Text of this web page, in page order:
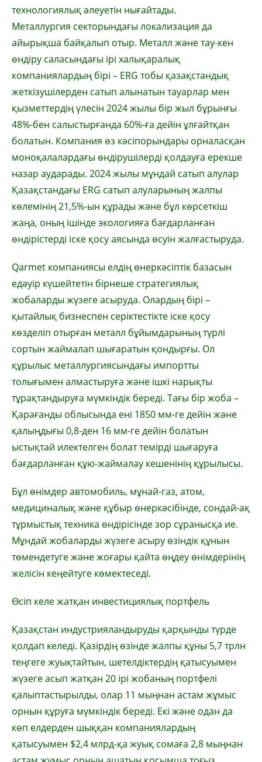
технологиялық әлеуетін нығайтады.
Металлургия секторындағы локализация да
айырықша байқалып отыр. Металл және тау-кен
өндіру саласындағы ірі халықаралық
компаниялардың бірі – ERG тобы қазақстандық
жеткізушілерден сатып алынатын тауарлар мен
қызметтердің үлесін 2024 жылы бір жыл бұрынғы
48%-бен салыстырғанда 60%-ға дейін ұлғайтқан
болатын. Компания өз кәсіпорындары орналасқан
моноқалалардағы өндірушілерді қолдауға ерекше
назар аударады. 2024 жылы мұндай сатып алулар
Қазақстандағы ERG сатып алуларының жалпы
көлемінің 21,5%-ын құрады және бұл көрсеткіш
жаңа, оның ішінде экологияға бағдарланған
өндірістерді іске қосу аясында өсуін жалғастыруда.
Qarmet компаниясы елдің өнеркәсіптік базасын
едәуір күшейтетін бірнеше стратегиялық
жобаларды жүзеге асыруда. Олардың бірі –
қытайлық бизнеспен серіктестікте іске қосу
көзделіп отырған металл бұйымдарының түрлі
сортын жаймалап шығаратын қондырғы. Ол
құрылыс металлургиясындағы импортты
толығымен алмастыруға және ішкі нарықты
тұрақтандыруға мүмкіндік береді. Тағы бір жоба –
Қарағанды облысында ені 1850 мм-ге дейін және
қалыңдығы 0,8-ден 16 мм-ге дейін болатын
ыстықтай илектелген болат темірді шығаруға
бағдарланған құю-жаймалау кешенінің құрылысы.
Бұл өнімдер автомобиль, мұнай-газ, атом,
медициналық және құбыр өнеркәсібінде, сондай-ақ
тұрмыстық техника өндірісінде зор сұранысқа ие.
Мұндай жобаларды жүзеге асыру өзіндік құнын
төмендетуге және жоғары қайта өңдеу өнімдерінің
желісін кеңейтуге көмектеседі.
Өсіп келе жатқан инвестициялық портфель
Қазақстан индустрияландыруды қарқынды түрде
қолдап келеді. Қазірдің өзінде жалпы құны 5,7 трлн
теңгеге жуықтайтын, шетелдіктердің қатысуымен
жүзеге асып жатқан 20 ірі жобаның портфелі
қалыптастырылды, олар 11 мыңнан астам жұмыс
орнын құруға мүмкіндік береді. Екі және одан да
көп елдерден шыққан компаниялардың
қатысуымен $2,4 млрд-қа жуық сомаға 2,8 мыңнан